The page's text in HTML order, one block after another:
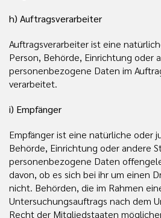
h) Auftragsverarbeiter
Auftragsverarbeiter ist eine
Person, Behörde, Einrichtung oder
personenbezogene Daten im
verarbeitet.
i) Empfänger
Empfänger ist eine natürliche oder
Behörde, Einrichtung oder andere
personenbezogene Daten
davon, ob es sich bei ihr um einen
nicht. Behörden, die im Rahmen
Untersuchungsauftrags nach dem
Recht der Mitgliedstaaten